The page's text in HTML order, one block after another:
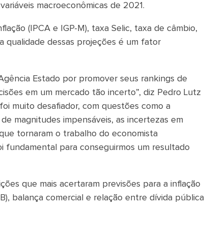
macroeconômicas de 2021.
(IPCA e IGP-M), taxa Selic, taxa de câmbio,
qualidade dessas projeções é um fator
Estado por promover seus rankings de
em um mercado tão incerto”, diz Pedro Lutz
muito desafiador, com questões como a
magnitudes impensáveis, as incertezas em
tornaram o trabalho do economista
fundamental para conseguirmos um resultado
que mais acertaram previsões para a inflação
balança comercial e relação entre dívida pública